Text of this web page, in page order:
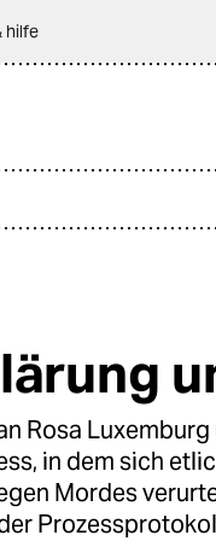
hilfe
Rosa
in dem sich
Mordes